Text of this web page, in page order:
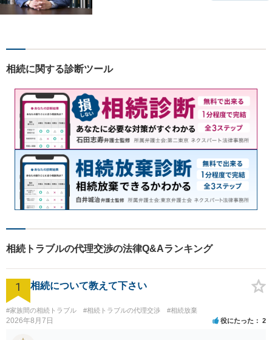
題、中小企業関連法務で多数
お悩みをお聞かせください。
相続に関する診断ツール
相続トラブルの代理交渉の法律Q&Aランキング
1 相続について教えて下さい
#家族間の相続トラブル #相続トラブルの代理交渉 #相続放棄
2026年8月7日 役にたった 2